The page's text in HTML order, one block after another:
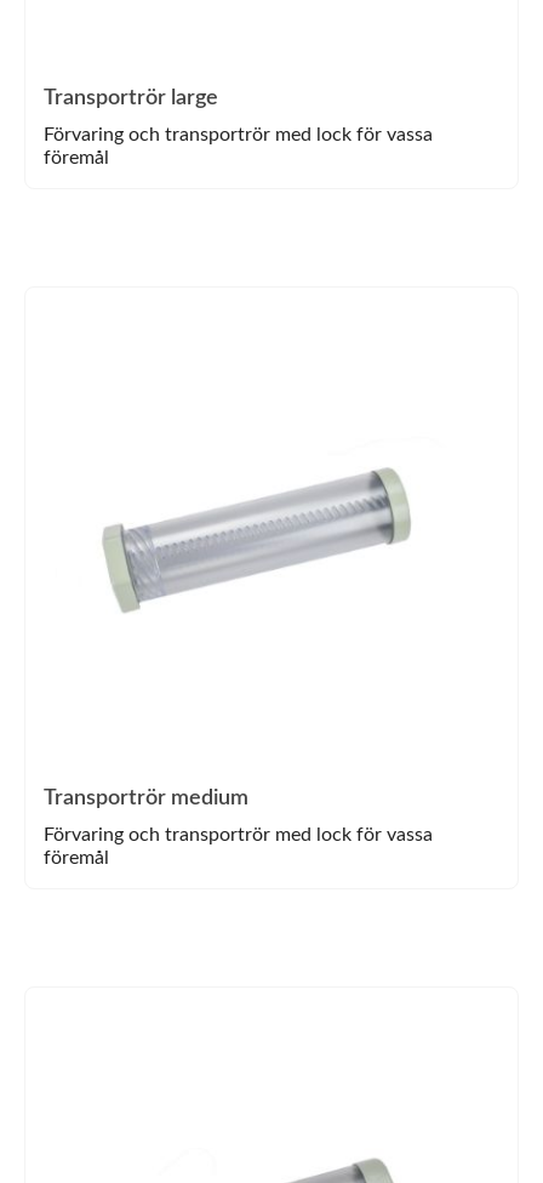
Transportrör large
Förvaring och transportrör med lock för vassa
föremål
Transportrör medium
Förvaring och transportrör med lock för vassa
föremål